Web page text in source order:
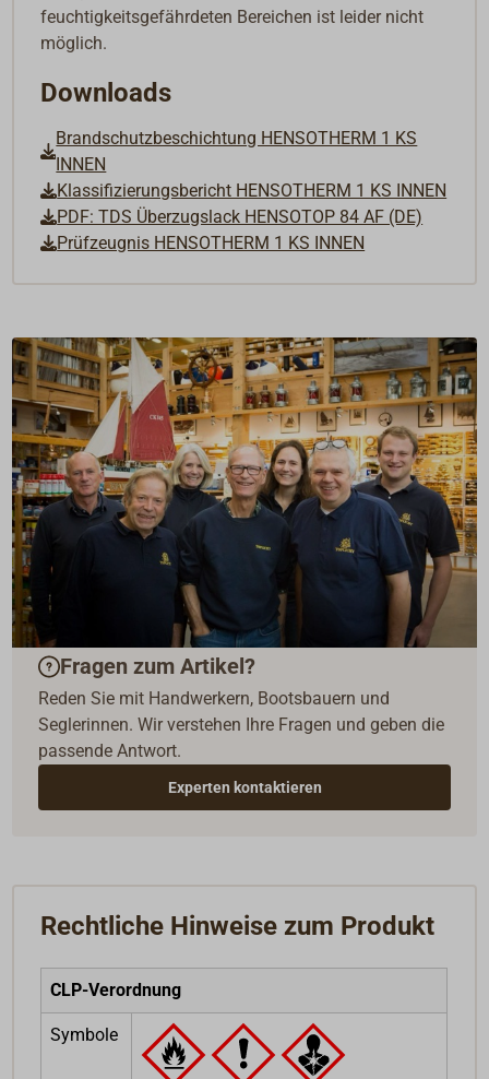
feuchtigkeitsgefährdeten Bereichen ist leider nicht
möglich.
Downloads
Brandschutzbeschichtung HENSOTHERM 1 KS
INNEN
Klassifizierungsbericht HENSOTHERM 1 KS INNEN
PDF: TDS Überzugslack HENSOTOP 84 AF (DE)
Prüfzeugnis HENSOTHERM 1 KS INNEN
Fragen zum Artikel?
Reden Sie mit Handwerkern, Bootsbauern und
Seglerinnen. Wir verstehen Ihre Fragen und geben die
passende Antwort.
Experten kontaktieren
Rechtliche Hinweise zum Produkt
CLP-Verordnung
Symbole